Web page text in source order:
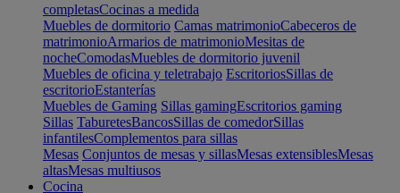
completasCocinas a medida
Muebles de dormitorio Camas matrimonioCabeceros de
matrimonioArmarios de matrimonioMesitas de
nocheComodasMuebles de dormitorio juvenil
Muebles de oficina y teletrabajo EscritoriosSillas de
escritorioEstanterías
Muebles de Gaming Sillas gamingEscritorios gaming
Sillas TaburetesBancosSillas de comedorSillas
infantilesComplementos para sillas
Mesas Conjuntos de mesas y sillasMesas extensiblesMesas
altasMesas multiusos
Cocina